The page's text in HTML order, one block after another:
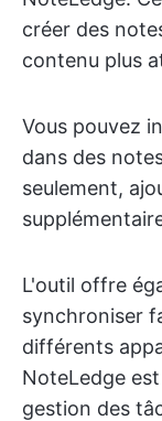
créer des
contenu plus
Vous pouvez
dans des
seulement,
L'outil offre
synchroniser
différents
NoteLedge
gestion des